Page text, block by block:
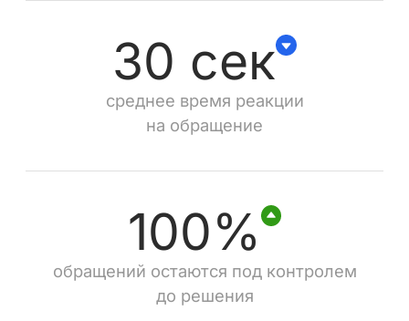
30 сек
среднее время реакции
на обращение
100%
обращений остаются под контролем
до решения